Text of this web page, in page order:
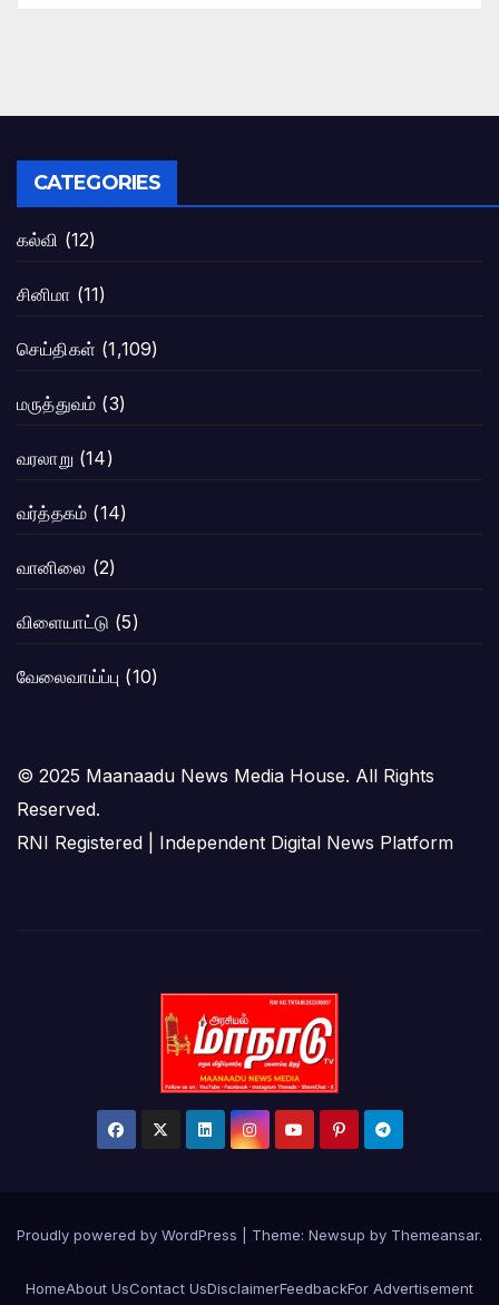
CATEGORIES
கல்வி (12)
சினிமா (11)
செய்திகள் (1,109)
மருத்துவம் (3)
வரலாறு (14)
வர்த்தகம் (14)
வானிலை (2)
விளையாட்டு (5)
வேலைவாய்ப்பு (10)
© 2025 Maanaadu News Media House. All Rights
Reserved.
RNI Registered | Independent Digital News Platform
Proudly powered by WordPress Theme: Newsup by Themeansar.
HomeAbout UsContact UsDisclaimerFeedbackFor Advertisement